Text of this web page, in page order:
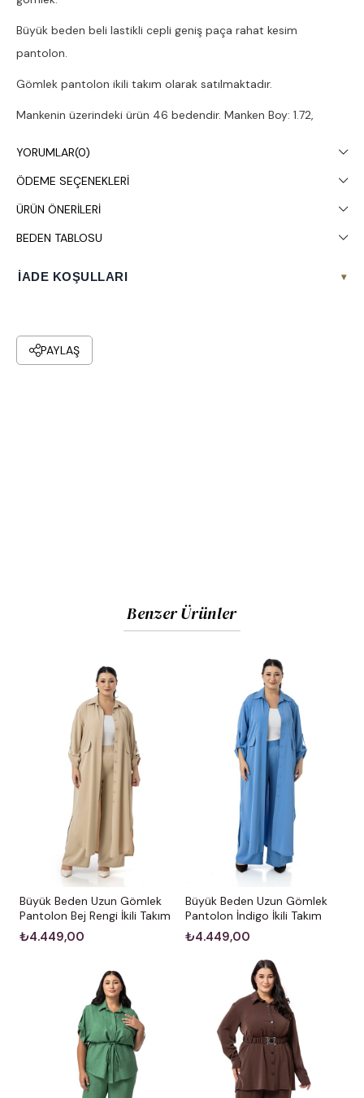
Büyük beden beli lastikli cepli geniş paça rahat kesim
pantolon.
Gömlek pantolon ikili takım olarak satılmaktadır.
Mankenin üzerindeki ürün 46 bedendir. Manken Boy: 1.72,
gösterebilir.
YORUMLAR(0)
ÖDEME SEÇENEKLERI
ÜRÜN ÖNERILERI
BEDEN TABLOSU
İADE KOŞULLARI ▾
PAYLAŞ
Benzer Ürünler
Büyük Beden Uzun Gömlek
Pantolon Bej Rengi İkili Takım
₺4.449,00
Büyük Beden Uzun Gömlek
Pantolon İndigo İkili Takım
₺4.449,00